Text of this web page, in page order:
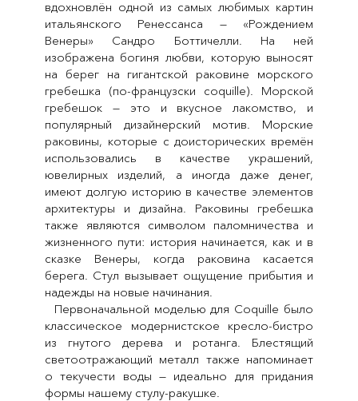
вдохновлён одной из самых любимых картин
итальянского Ренессанса — «Рождением
Венеры» Сандро Боттичелли. На ней
изображена богиня любви, которую выносят
на берег на гигантской раковине морского
гребешка (по-французски coquille). Морской
гребешок — это и вкусное лакомство, и
популярный дизайнерский мотив. Морские
раковины, которые с доисторических времён
использовались в качестве украшений,
ювелирных изделий, а иногда даже денег,
имеют долгую историю в качестве элементов
архитектуры и дизайна. Раковины гребешка
также являются символом паломничества и
жизненного пути: история начинается, как и в
сказке Венеры, когда раковина касается
берега. Стул вызывает ощущение прибытия и
надежды на новые начинания.
Первоначальной моделью для Coquille было
классическое модернистское кресло-бистро
из гнутого дерева и ротанга. Блестящий
светоотражающий металл также напоминает
о текучести воды — идеально для придания
формы нашему стулу-ракушке.